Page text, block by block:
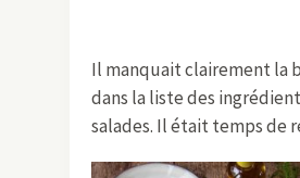
Il manquait clairement la
dans la liste des
salades. Il était temps de